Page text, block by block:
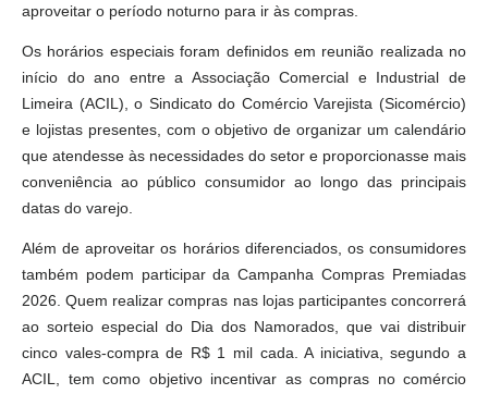
aproveitar o período noturno para ir às compras.
Os horários especiais foram definidos em reunião realizada no
início do ano entre a Associação Comercial e Industrial de
Limeira (ACIL), o Sindicato do Comércio Varejista (Sicomércio)
e lojistas presentes, com o objetivo de organizar um calendário
que atendesse às necessidades do setor e proporcionasse mais
conveniência ao público consumidor ao longo das principais
datas do varejo.
Além de aproveitar os horários diferenciados, os consumidores
também podem participar da Campanha Compras Premiadas
2026. Quem realizar compras nas lojas participantes concorrerá
ao sorteio especial do Dia dos Namorados, que vai distribuir
cinco vales-compra de R$ 1 mil cada. A iniciativa, segundo a
ACIL, tem como objetivo incentivar as compras no comércio